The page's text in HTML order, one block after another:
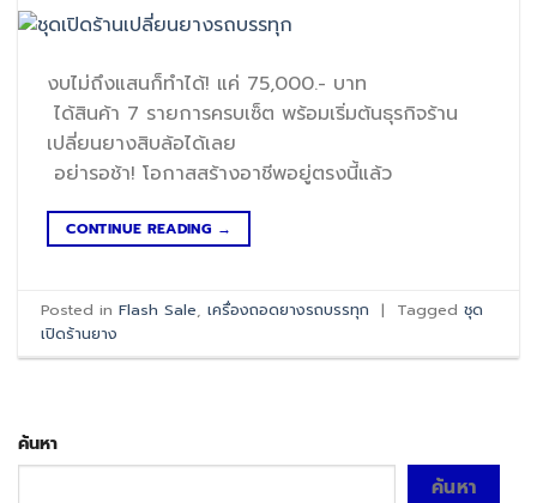
งบไม่ถึงแสนก็ทำได้! แค่ 75,000.- บาท
ได้สินค้า 7 รายการครบเซ็ต พร้อมเริ่มต้นธุรกิจร้าน
เปลี่ยนยางสิบล้อได้เลย
อย่ารอช้า! โอกาสสร้างอาชีพอยู่ตรงนี้แล้ว
CONTINUE READING →
Posted inFlash Sale,เครื่องถอดยางรถบรรทุก | Taggedชุด
เปิดร้านยาง
ค้นหา
ค้นหา